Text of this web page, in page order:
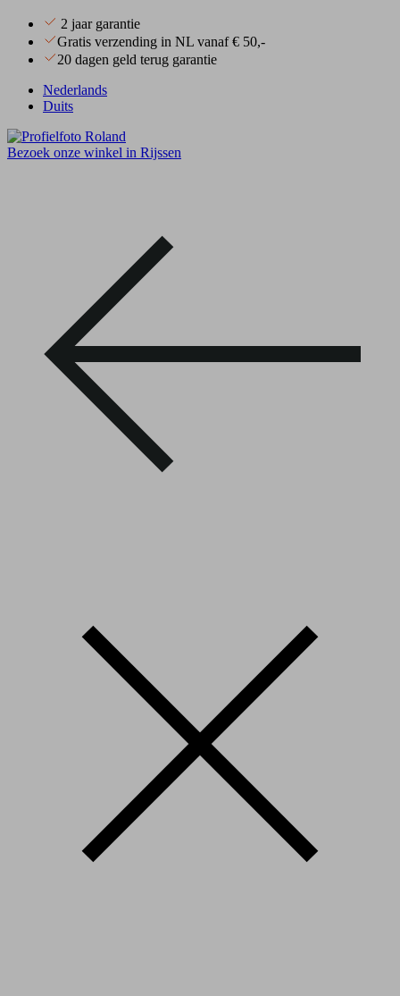
2 jaar garantie
Gratis verzending in NL vanaf € 50,-
20 dagen geld terug garantie
Nederlands
Duits
Bezoek onze winkel in Rijssen